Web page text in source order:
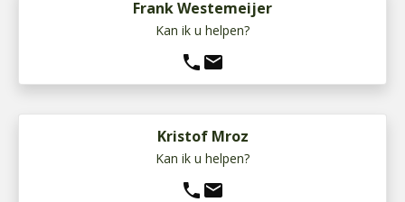
Frank Westemeijer
Kan ik u helpen?
phone mail
Kristof Mroz
Kan ik u helpen?
phone mail